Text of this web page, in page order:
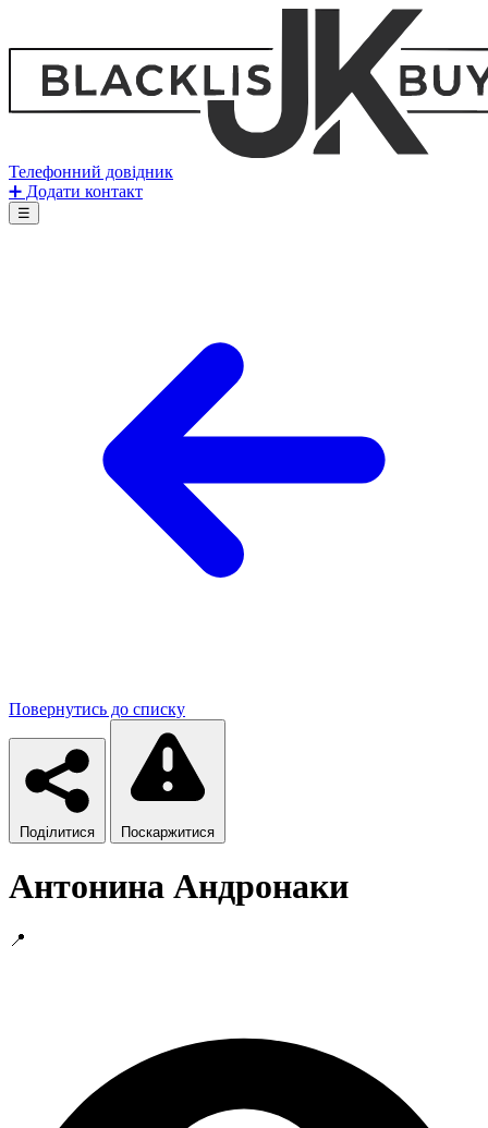
Телефонний довідник
➕ Додати контакт
☰
Повернутись до списку
Поділитися Поскаржитися
Антонина Андронаки
📍